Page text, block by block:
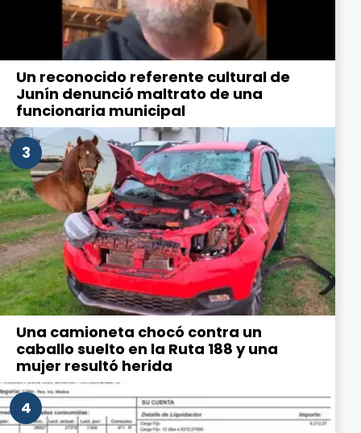
Un reconocido referente cultural de
Junín denunció maltrato de una
funcionaria municipal
3
Una camioneta chocó contra un
caballo suelto en la Ruta 188 y una
mujer resultó herida
4